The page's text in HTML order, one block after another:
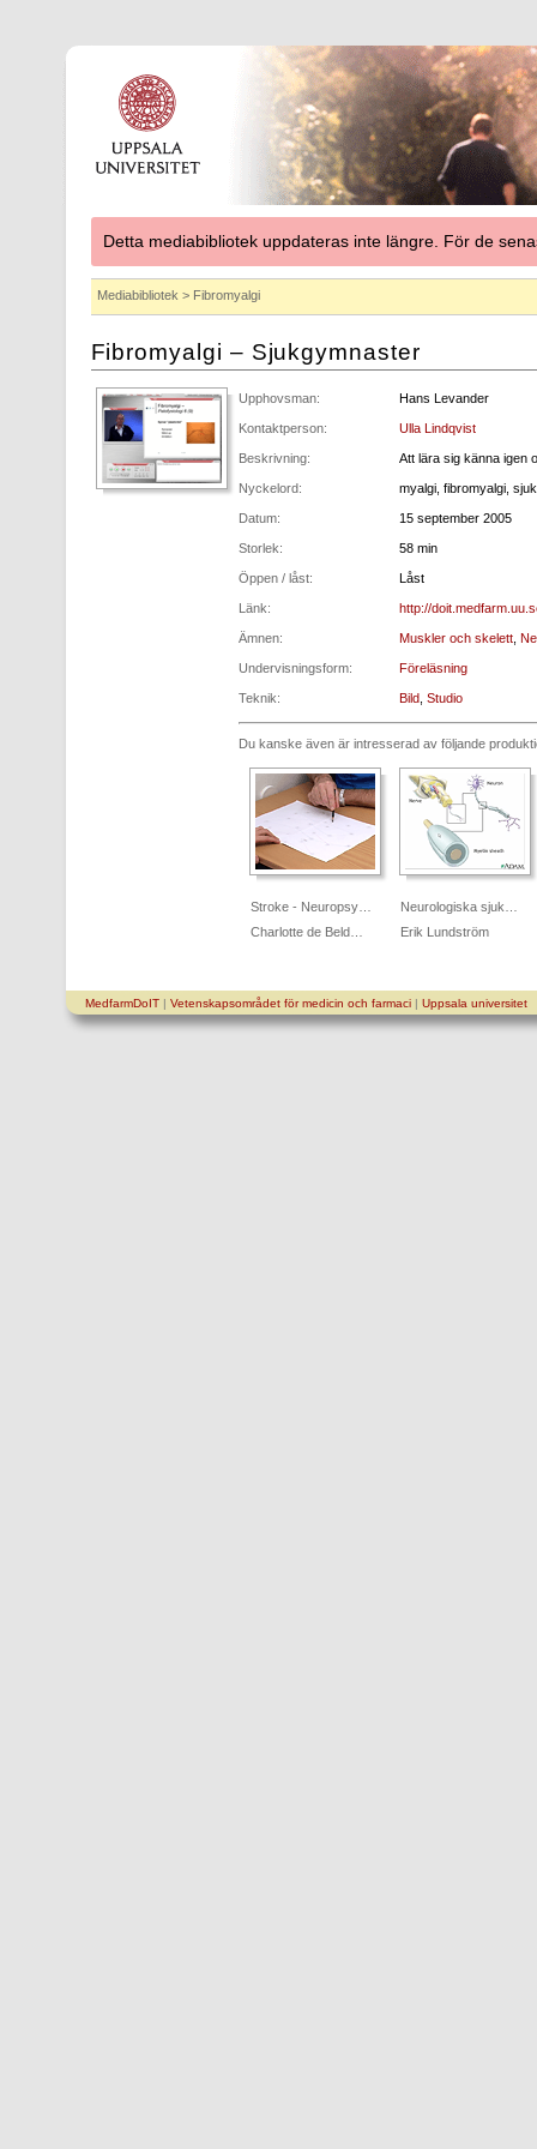
Detta mediabibliotek uppdateras inte längre. För de
Mediabibliotek > Fibromyalgi
Fibromyalgi – Sjukgymnaster
Upphovsman: Hans Levander
Kontaktperson: Ulla Lindqvist
Beskrivning: Att lära sig känna igen
Nyckelord: myalgi, fibromyalgi,
Datum: 15 september 2005
Storlek: 58 min
Öppen / låst: Låst
Länk: http://
Ämnen: Muskler och skelett,
Undervisningsform: Föreläsning
Teknik: Bild, Studio
Du kanske även är intresserad av följande
Stroke - Neuropsy…
Charlotte de Beld…
Neurologiska sjuk…
Erik Lundström
MedfarmDoIT| Vetenskapsområdet för medicin och farmaci| Uppsala universitet